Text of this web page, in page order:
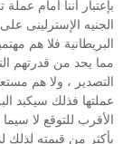
بإعتبار أننا أمام
الجنيه الإسترلينى
مما يحد من قدرتهم
التصدير ، ولا هم
الأقرب للتوقع لا